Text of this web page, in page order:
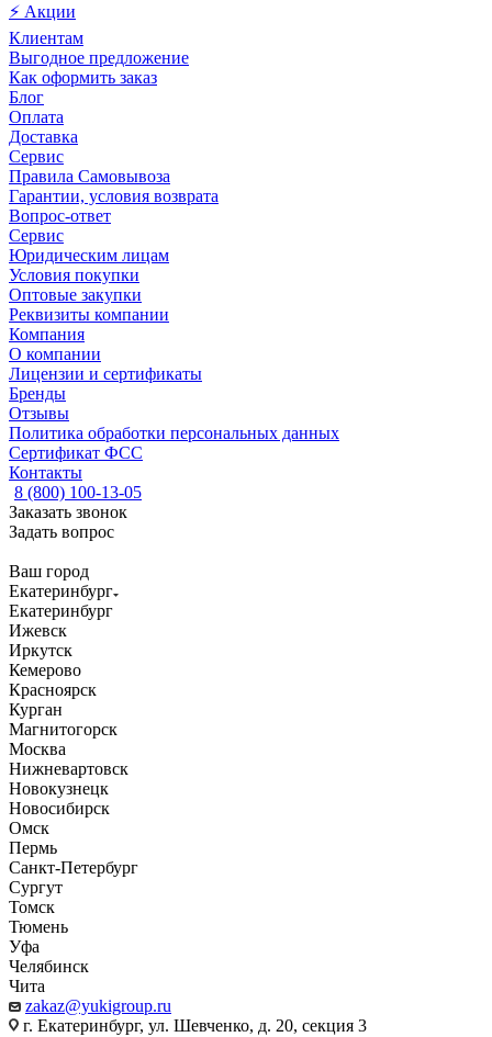
⚡ Акции
Клиентам
Выгодное предложение
Как оформить заказ
Блог
Оплата
Доставка
Сервис
Правила Самовывоза
Гарантии, условия возврата
Вопрос-ответ
Сервис
Юридическим лицам
Условия покупки
Оптовые закупки
Реквизиты компании
Компания
О компании
Лицензии и сертификаты
Бренды
Отзывы
Политика обработки персональных данных
Сертификат ФСС
Контакты
8 (800) 100-13-05
Заказать звонок
Задать вопрос
Ваш город
Екатеринбург
Екатеринбург
Ижевск
Иркутск
Кемерово
Красноярск
Курган
Магнитогорск
Москва
Нижневартовск
Новокузнецк
Новосибирск
Омск
Пермь
Санкт-Петербург
Сургут
Томск
Тюмень
Уфа
Челябинск
Чита
zakaz@yukigroup.ru
г. Екатеринбург, ул. Шевченко, д. 20, секция 3